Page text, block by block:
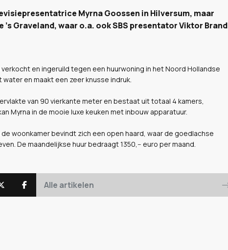
Myrna Goossen in Hilversum, maar
Graveland, waar o.a. ook SBS presentator Viktor Brand
en ingeruild tegen een huurwoning in het Noord Hollandse
en maakt een zeer knusse indruk.
van 90 vierkante meter en bestaat uit totaal 4 kamers,
Myrna in de mooie luxe keuken met inbouw apparatuur.
woonkamer bevindt zich een open haard, waar de goedlachse
De maandelijkse huur bedraagt 1350,-- euro per maand.
Alle artikelen